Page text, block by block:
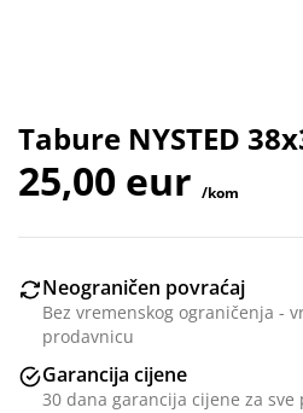
Tabure NYSTED
25,00 eur /kom
Neograničen povraćaj
Bez vremenskog ograničenja -
prodavnicu
Garancija cijene
30 dana garancija cijene za sve